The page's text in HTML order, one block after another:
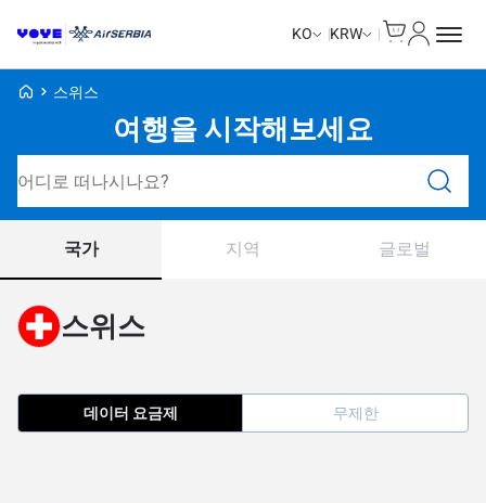
KO KRW
Voye Homepage
스위스
여행을 시작해보세요
국가 지역 글로벌
스위스
데이터 요금제 무제한